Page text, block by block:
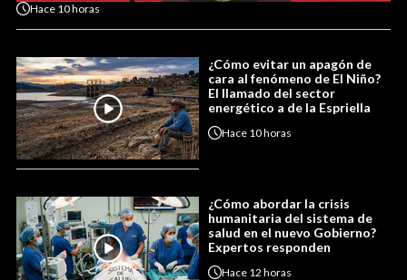
Hace 10 horas
¿Cómo evitar un apagón de
cara al fenómeno de El Niño?
El llamado del sector
energético a de la Espriella
Hace 10 horas
¿Cómo abordar la crisis
humanitaria del sistema de
salud en el nuevo Gobierno?
Expertos responden
Hace 12 horas